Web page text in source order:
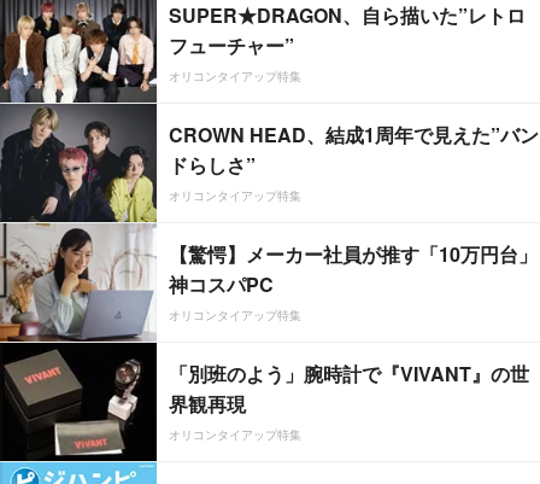
SUPER★DRAGON、自ら描いた”レトロ
フューチャー”
オリコンタイアップ特集
CROWN HEAD、結成1周年で見えた”バン
ドらしさ”
オリコンタイアップ特集
【驚愕】メーカー社員が推す「10万円台」
神コスパPC
オリコンタイアップ特集
「別班のよう」腕時計で『VIVANT』の世
界観再現
オリコンタイアップ特集